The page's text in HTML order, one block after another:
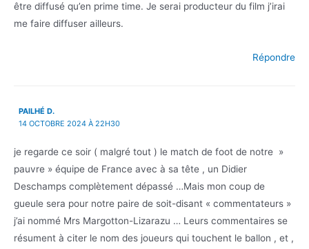
être diffusé qu’en prime time. Je serai producteur du film j’irai
me faire diffuser ailleurs.
Répondre
PAILHÉ D.
14 OCTOBRE 2024 À 22H30
je regarde ce soir ( malgré tout ) le match de foot de notre »
pauvre » équipe de France avec à sa tête , un Didier
Deschamps complètement dépassé …Mais mon coup de
gueule sera pour notre paire de soit-disant « commentateurs »
j’ai nommé Mrs Margotton-Lizarazu … Leurs commentaires se
résument à citer le nom des joueurs qui touchent le ballon , et ,